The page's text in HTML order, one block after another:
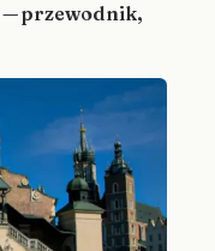
przewodnik,